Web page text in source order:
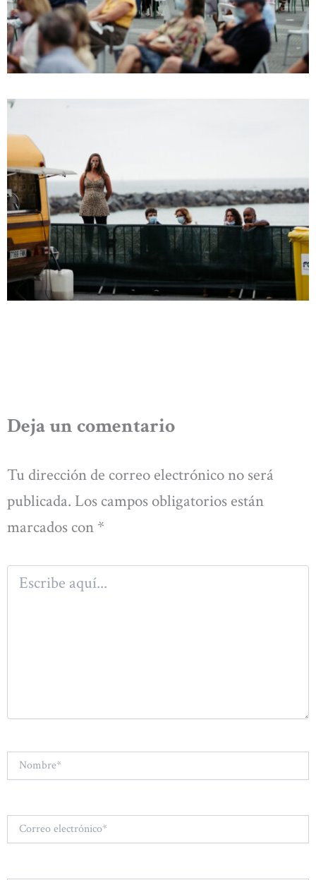
Deja un comentario
Tu dirección de correo electrónico no será
publicada. Los campos obligatorios están
marcados con *
Escribe
aquí...
Nombre*
Correo
electrónico*